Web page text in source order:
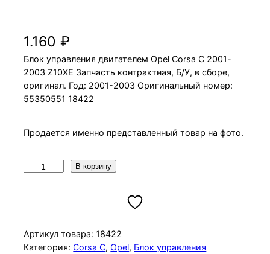
1.160₽
Блок управления двигателем Opel Corsa C 2001-
2003 Z10XE Запчасть контрактная, Б/У, в сборе,
оригинал. Год: 2001-2003 Оригинальный номер:
55350551 18422
Продается именно представленный товар на фото.
ч
е
В корзину
Артикул товара: 18422
Категория:Corsa C, Opel, Блок управления